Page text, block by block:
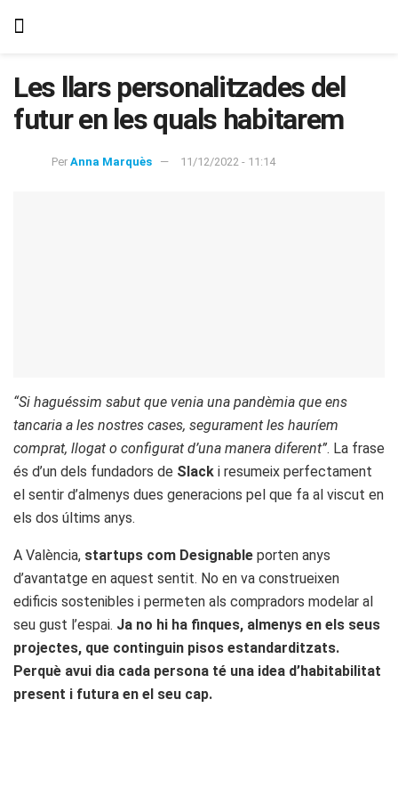
Les llars personalitzades del
futur en les quals habitarem
Per Anna Marquès 11/12/2022 - 11:14
“Si haguéssim sabut que venia una pandèmia que ens
tancaria a les nostres cases, segurament les hauríem
comprat, llogat o configurat d’una manera diferent”. La frase
és d’un dels fundadors de Slack i resumeix perfectament
el sentir d’almenys dues generacions pel que fa al viscut en
els dos últims anys.
A València, startups com Designable porten anys
d’avantatge en aquest sentit. No en va construeixen
edificis sostenibles i permeten als compradors modelar al
seu gust l’espai. Ja no hi ha finques, almenys en els seus
projectes, que continguin pisos estandarditzats.
Perquè avui dia cada persona té una idea d’habitabilitat
present i futura en el seu cap.